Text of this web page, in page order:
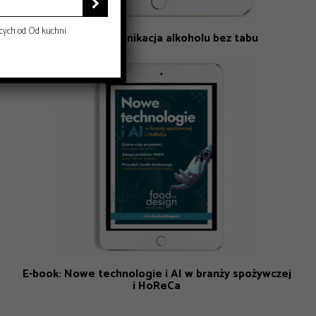
E-book: Komunikacja alkoholu bez tabu
E-book: Nowe technologie i AI w branży spożywczej
i HoReCa

od Od kuchni